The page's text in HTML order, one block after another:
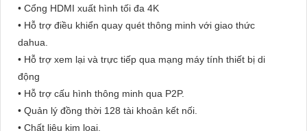
• Cổng HDMI xuất hình tối đa 4K
• Hỗ trợ điều khiển quay quét thông minh với giao thức
dahua.
• Hỗ trợ xem lại và trực tiếp qua mạng máy tính thiết bị di
động
• Hỗ trợ cấu hình thông minh qua P2P.
• Quản lý đồng thời 128 tài khoản kết nối.
• Chất liệu kim loại.